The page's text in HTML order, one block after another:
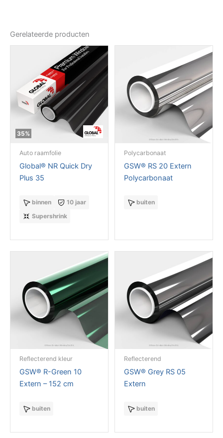
Gerelateerde producten
35%
Auto raamfolie
Global® NR Quick Dry
Plus 35
binnen
10 jaar
Supershrink
Polycarbonaat
GSW® RS 20 Extern
Polycarbonaat
buiten
Reflecterend kleur
GSW® R-Green 10
Extern – 152 cm
buiten
Reflecterend
GSW® Grey RS 05
Extern
buiten